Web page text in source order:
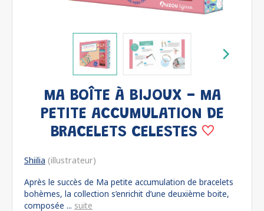
MA BOÎTE À BIJOUX - MA
PETITE ACCUMULATION DE
BRACELETS CELESTES
Shiilia (illustrateur)
Après le succès de Ma petite accumulation de bracelets
bohèmes, la collection s’enrichit d’une deuxième boite,
composée ... suite